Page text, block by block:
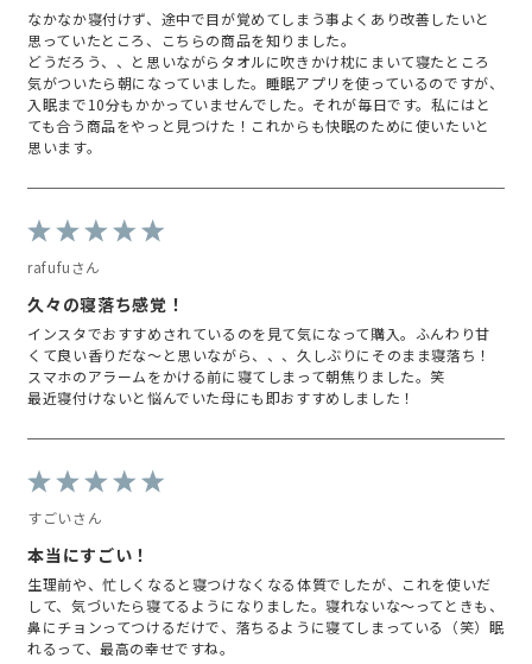
▶︎伊勢丹新宿 B2階
ビューティアポセカリー
にも取り扱いがあるよ☺︎
なかなか寝付けず、途中で目が覚めてしまう事よくあり改善したいと
思っていたところ、こちらの商品を知りました。
どうだろう、、と思いながらタオルに吹きかけ枕にまいて寝たところ
気がついたら朝になっていました。睡眠アプリを使っているのですが、
入眠まで10分もかかっていませんでした。それが毎日です。私にはと
ても合う商品をやっと見つけた！これからも快眠のために使いたいと
思います。
rafufuさん
久々の寝落ち感覚！
インスタでおすすめされているのを見て気になって購入。ふんわり甘
くて良い香りだな～と思いながら、、、久しぶりにそのまま寝落ち！
スマホのアラームをかける前に寝てしまって朝焦りました。笑
最近寝付けないと悩んでいた母にも即おすすめしました！
すごいさん
本当にすごい！
生理前や、忙しくなると寝つけなくなる体質でしたが、これを使いだ
して、気づいたら寝てるようになりました。寝れないな～ってときも、
鼻にチョンってつけるだけで、落ちるように寝てしまっている（笑）眠
れるって、最高の幸せですね。